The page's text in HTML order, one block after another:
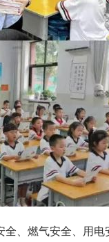
、燃气安全、用